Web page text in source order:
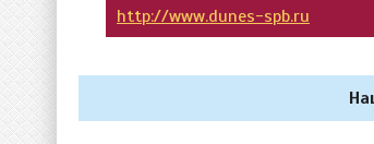
http://www.dunes-spb.ru